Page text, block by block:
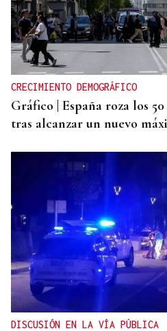
CRECIMIENTO DEMOGRÁFICO
Gráfico | España roza los
tras alcanzar un nuevo
DISCUSIÓN EN LA VÍA PÚBLICA